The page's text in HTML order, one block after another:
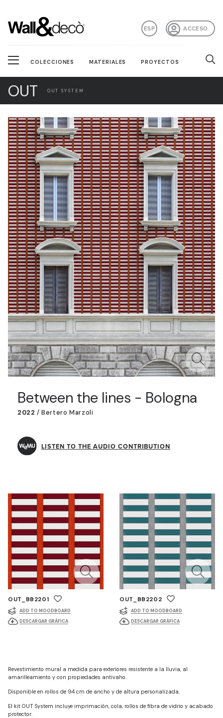
ACCESO
ESP
COLECCIONES MATERIALES PROYECTOS
OUT OUT SYSTEM
Between the lines - Bologna
2022 / Bertero Marzoli
LISTEN TO THE AUDIO CONTRIBUTION
OUT_BB2201
ADD TO MOODBOARD
DESCARGAR GRÁFICA
OUT_BB2202
ADD TO MOODBOARD
DESCARGAR GRÁFICA
Revestimiento mural a medida para exteriores resistente a la lluvia, al
amarilleamiento y con propiedades antivaho.
Disponible en rollos de 94 cm de ancho y de altura personalizada.
El kit OUT System incluye imprimación, cola, rollos de fibra de vidrio y acabado
protector.